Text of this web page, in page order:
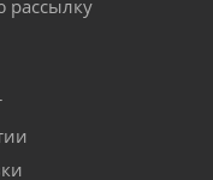
рассылку